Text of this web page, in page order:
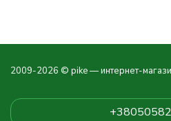
2009-2026 © pike — интернет-